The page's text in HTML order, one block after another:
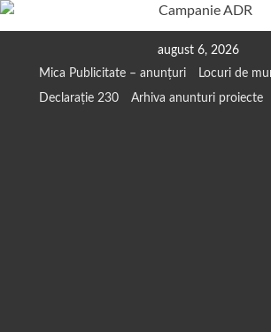
august 6, 2026
Mica Publicitate – anunțuri
Locuri de
Declarație 230
Arhiva anunturi proiecte